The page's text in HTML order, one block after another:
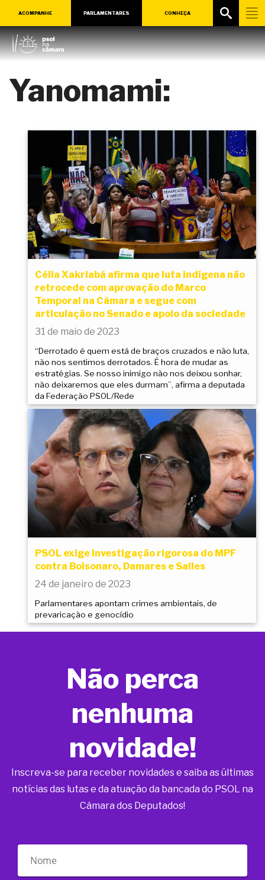
ACOMPANHE PARLAMENTARES CONHEÇA
Yanomami:
Célia Xakriabá afirma que luta indígena não
retrocede com aprovação do Marco
Temporal na Câmara e segue com
articulação no Senado e apoio da sociedade
31 de maio de 2023
“Derrotado é quem está de braços cruzados e não luta,
não nos sentimos derrotados. É hora de mudar as
estratégias. Se nosso inimigo não nos deixou sonhar,
não deixaremos que eles durmam”, afirma a deputada
da Federação PSOL/Rede
PSOL exige investigação rigorosa do MPF
contra Bolsonaro, Damares e Salles
24 de janeiro de 2023
Parlamentares apontam crimes ambientais, de
prevaricação e genocídio
Não perca
nenhuma
novidade!
Inscreva-se para receber novidades e saiba as últimas
notícias das lutas e da atuação da bancada do PSOL na
Câmara dos Deputados!